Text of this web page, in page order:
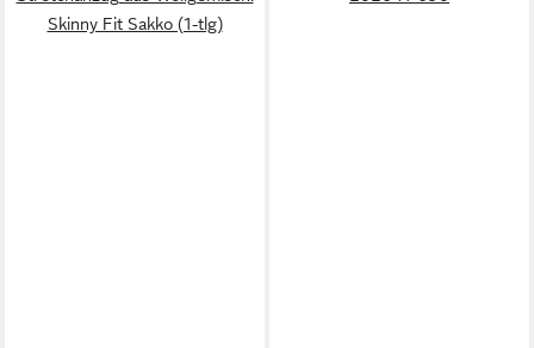
Skinny Fit Sakko (1-tlg)